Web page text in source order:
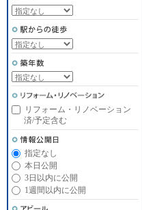
リフォーム・リノベーション
済/予定含む
指定なし
本日公開
3日以内に公開
1週間以内に公開